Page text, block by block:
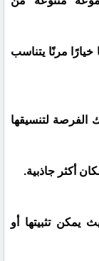
مرنًا يتناسب
الفرصة لتنسيقها
أكثر جاذبية.
يمكن تثبيتها أو